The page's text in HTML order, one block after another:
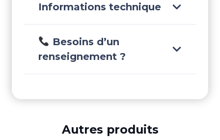
Informations technique
Besoins d’un
renseignement ?
Autres produits